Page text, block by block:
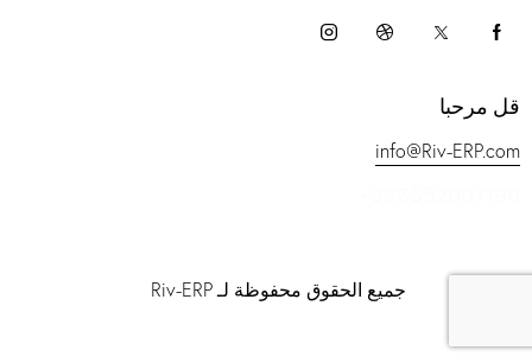
قل مرحبا
info@Riv-ERP.com
جميع الحقوق محفوظة لـ Riv-ERP